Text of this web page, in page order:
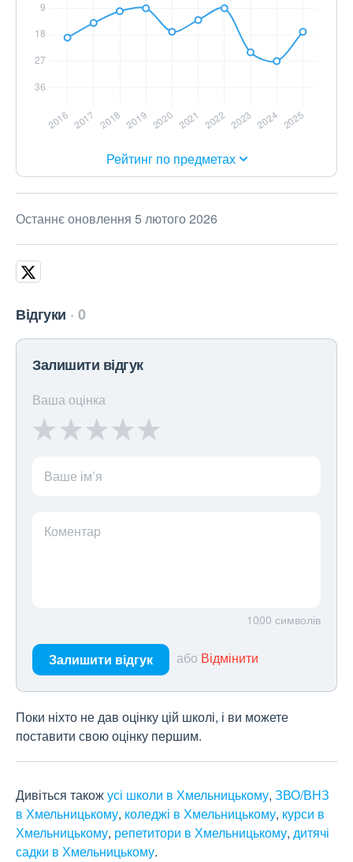
Рейтинг по предметах
Останнє оновлення 5 лютого 2026
Відгуки 0
Залишити відгук
Ваша оцінка
Ваше ім’я
Коментар
1000 символів
Залишити відгук або Відмінити
Поки ніхто не дав оцінку цій школі, і ви можете
поставити свою оцінку першим.
Дивіться такожусі школи в Хмельницькому, ЗВО/ВНЗ
в Хмельницькому, коледжі в Хмельницькому, курси в
Хмельницькому, репетитори в Хмельницькому, дитячі
садки в Хмельницькому.